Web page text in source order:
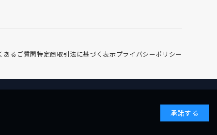
あるご質問特定商取引法に基づく表示プライバシーポリシー
承諾する